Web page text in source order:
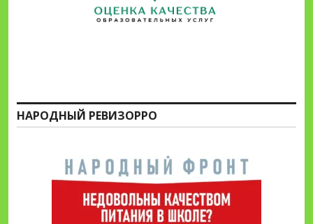
НАРОДНЫЙ РЕВИЗОРРО